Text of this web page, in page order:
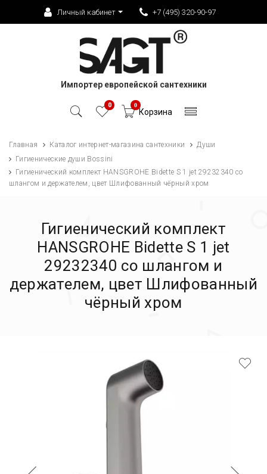
Личный кабинет +7 (495) 320-90-97
Импортер европейской сантехники
0 0
Корзина
Главная Каталог интернет-магазина сантехники
Души
Гигиенические души Bossini
Гигиенический комплект HANSGROHE Bidette S 1 jet 29232340 со
шлангом и держателем, цвет Шлифованный чёрный хром
Гигиенический комплект
HANSGROHE Bidette S 1 jet
29232340 со шлангом и
держателем, цвет Шлифованный
чёрный хром